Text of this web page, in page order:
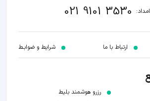
021 9101 3530
ارتباط با ما شرایط و ضوابـط
رزرو هوشمند بلیط